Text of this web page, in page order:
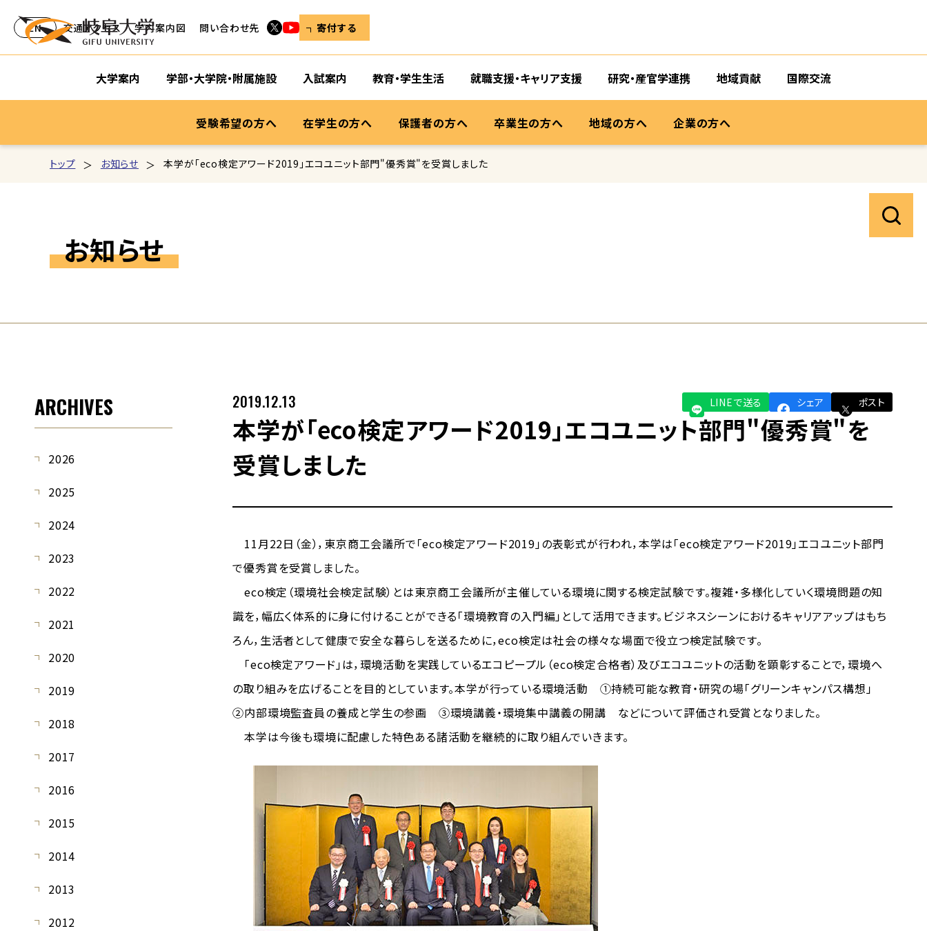
大学案内 学部・大学院・附属施設 入試案内 教育・学生生活 就職支援・キャリア支援 研究・産官学連携 地域貢献 国際交流
受験希望の方へ 在学生の方へ 保護者の方へ 卒業生の方へ 地域の方へ 企業の方へ
EN 交通アクセス 学内案内図 問い合わせ先 寄付する
トップ お知らせ 本学が「eco検定アワード2019」エコユニット部門"優秀賞"を受賞しました
お知らせ
本学が「eco検定アワード2019」エコユニット部門"優秀賞"を
受賞しました
2019.12.13 LINEで送る シェア ポスト
11月22日（金），東京商工会議所で「eco検定アワード2019」の表彰式が行われ，本学は「eco検定アワード2019」エコユニット部門
で優秀賞を受賞しました。
eco検定（環境社会検定試験）とは東京商工会議所が主催している環境に関する検定試験です。複雑・多様化していく環境問題の知
識を，幅広く体系的に身に付けることができる「環境教育の入門編」として活用できます。ビジネスシーンにおけるキャリアアップはもち
ろん，生活者として健康で安全な暮らしを送るために，eco検定は社会の様々な場面で役立つ検定試験です。
「eco検定アワード」は，環境活動を実践しているエコピープル（eco検定合格者）及びエコユニットの活動を顕彰することで，環境へ
の取り組みを広げることを目的としています。本学が行っている環境活動 ①持続可能な教育・研究の場「グリーンキャンパス構想」
②内部環境監査員の養成と学生の参画 ③環境講義・環境集中講義の開講 などについて評価され受賞となりました。
本学は今後も環境に配慮した特色ある諸活動を継続的に取り組んでいきます。
ARCHIVES
2026
2025
2024
2023
2022
2021
2020
2019
2018
2017
2016
2015
2014
2013
2012